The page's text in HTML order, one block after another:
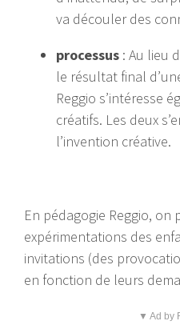
va découler des
processus : Au lieu
le résultat final
Reggio s’intéresse
créatifs. Les deux
l’invention créative.
En pédagogie Reggio,
expérimentations des
invitations (des
en fonction de leurs
▼ Ad by